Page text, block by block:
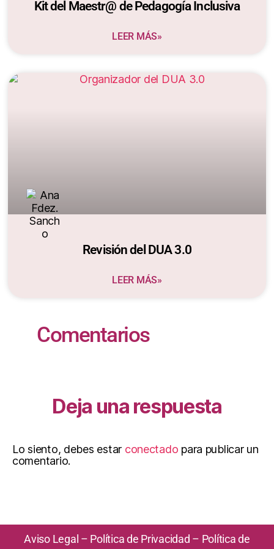
Kit del Maestr@ de Pedagogía Inclusiva
LEER MÁS»
Revisión del DUA 3.0
LEER MÁS»
Comentarios
Deja una respuesta
Lo siento, debes estar conectado para publicar un
comentario.
Aviso Legal – Política de Privacidad – Política de